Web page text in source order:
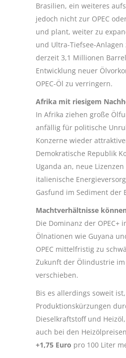
Brasilien, ein weiteres
jedoch nicht zur OPEC
und plant, weiter zu
und Ultra-Tiefsee-
derzeit 3,1 Millionen
Entwicklung neuer
OPEC-Öl zu verringern.
Afrika mit riesigem
In Afrika ziehen große
anfällig für politische
Konzerne wieder
Demokratische Republik
Uganda an, neue
italienische
Gasfund im Sediment der
Machtverhältnisse
Die Dominanz der
Ölnationen wie Guyana
OPEC mittelfristig zu
Zukunft der Ölindustrie im
verschieben.
Bis es allerdings soweit
Produktionskürzungen
Dieselkraftstoff und
auch bei den
+1,75 Euro pro 100 Liter